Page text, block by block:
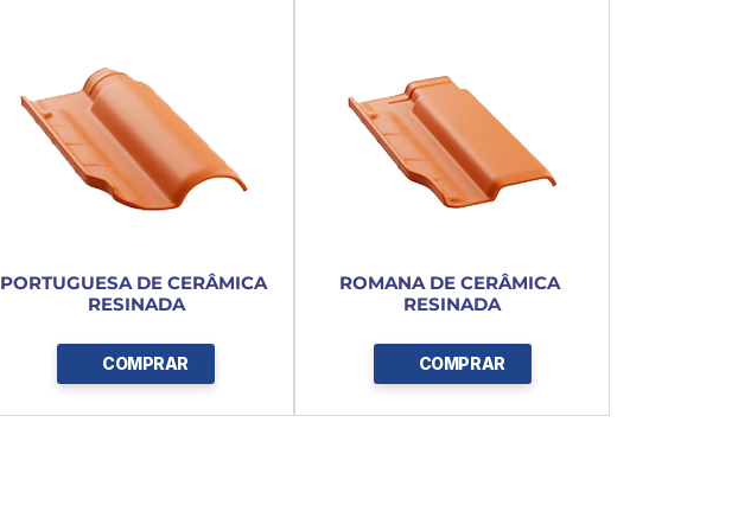
PORTUGUESA DE CERÂMICA
RESINADA
COMPRAR
ROMANA DE CERÂMICA
RESINADA
COMPRAR